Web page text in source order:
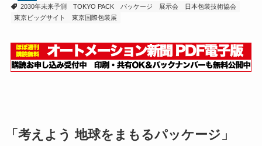
2030年未来予測
TOKYO PACK パッケージ 展示会
日本包装技術協会
東京ビッグサイト
東京国際包装展
「考えよう 地球をまもるパッケージ」